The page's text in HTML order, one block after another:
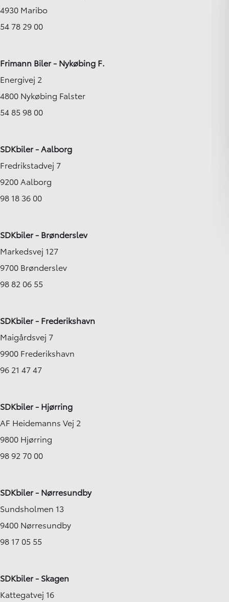
4930 Maribo
54 78 29 00
Frimann Biler - Nykøbing F.
Energivej 2
4800 Nykøbing Falster
54 85 98 00
SDKbiler - Aalborg
Fredrikstadvej 7
9200 Aalborg
98 18 36 00
SDKbiler - Brønderslev
Markedsvej 127
9700 Brønderslev
98 82 06 55
SDKbiler - Frederikshavn
Maigårdsvej 7
9900 Frederikshavn
96 21 47 47
SDKbiler - Hjørring
AF Heidemanns Vej 2
9800 Hjørring
98 92 70 00
SDKbiler - Nørresundby
Sundsholmen 13
9400 Nørresundby
98 17 05 55
SDKbiler - Skagen
Kattegatvej 16